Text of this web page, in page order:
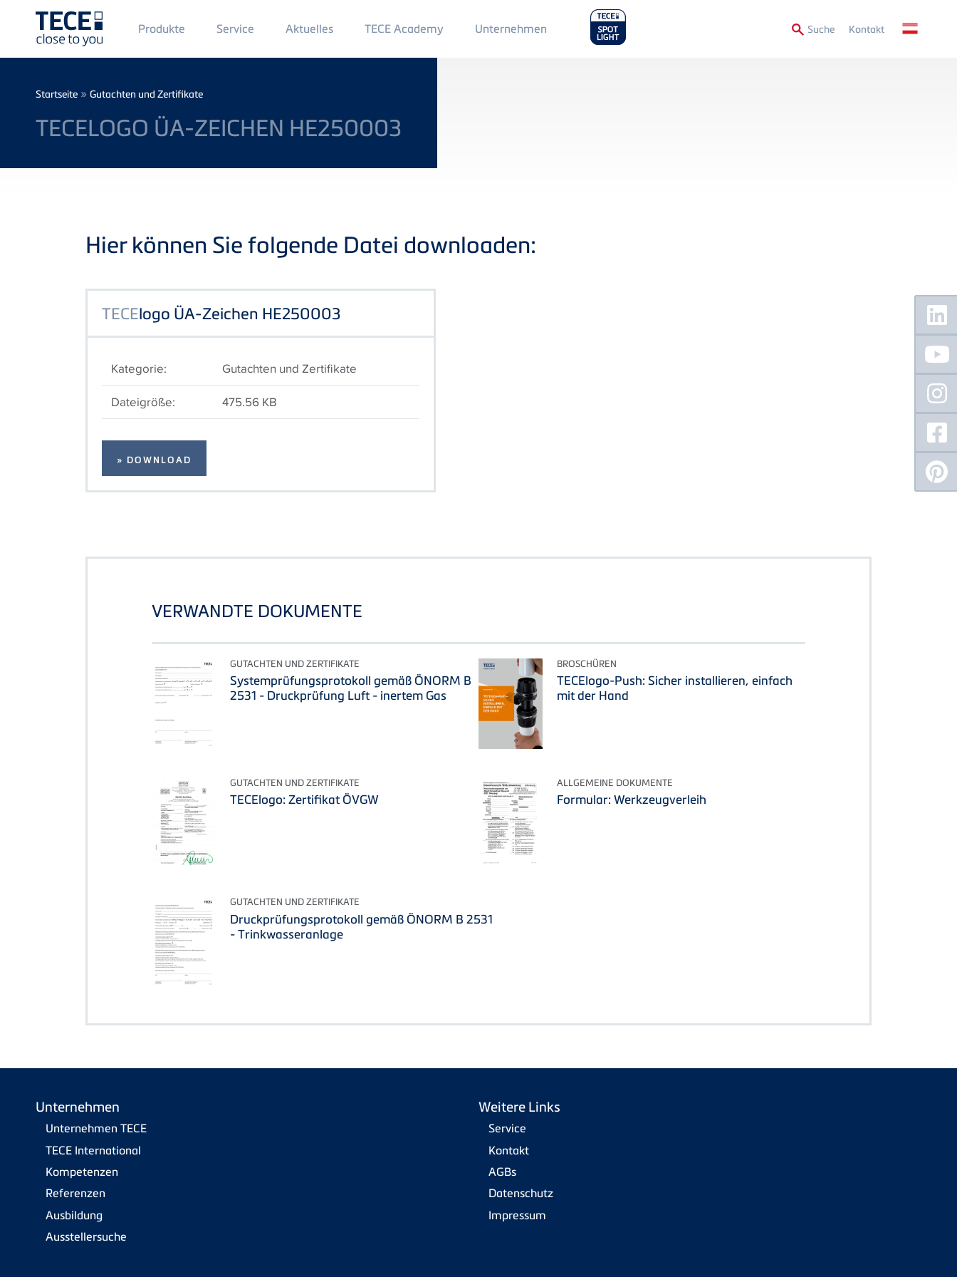
Main
Menü
1
Produkte Service Aktuelles TECE Academy Main
Menu
Unternehmen SucheSecondary
Kontakt
Breadcrumb
Startseite » Gutachten und Zertifikate
TECELOGO ÜA-ZEICHEN HE250003
Hier können Sie folgende Datei downloaden:
TECElogo ÜA-Zeichen HE250003
Kategorie:
Gutachten und Zertifikate
Dateigröße:
475.56 KB
» DOWNLOAD
VERWANDTE DOKUMENTE
GUTACHTEN UND ZERTIFIKATE
Systemprüfungsprotokoll gemäß ÖNORM B
2531 - Druckprüfung Luft - inertem Gas
BROSCHÜREN
TECElogo-Push: Sicher installieren, einfach
mit der Hand
GUTACHTEN UND ZERTIFIKATE
TECElogo: Zertifikat ÖVGW
ALLGEMEINE DOKUMENTE
Formular: Werkzeugverleih
GUTACHTEN UND ZERTIFIKATE
Druckprüfungsprotokoll gemäß ÖNORM B 2531
- Trinkwasseranlage
Unternehmen
Unternehmen TECE
TECE International
Kompetenzen
Referenzen
Ausbildung
Ausstellersuche
Weitere Links
Service
Kontakt
AGBs
Datenschutz
Impressum
Floating